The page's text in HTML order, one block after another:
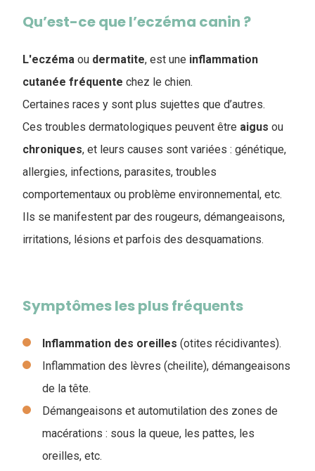
Qu’est-ce que l’eczéma canin ?
L'eczéma ou dermatite, est une inflammation
cutanée fréquente chez le chien.
Certaines races y sont plus sujettes que d’autres.
Ces troubles dermatologiques peuvent être aigus ou
chroniques, et leurs causes sont variées : génétique,
allergies, infections, parasites, troubles
comportementaux ou problème environnemental, etc.
Ils se manifestent par des rougeurs, démangeaisons,
irritations, lésions et parfois des desquamations.
Symptômes les plus fréquents
Inflammation des oreilles (otites récidivantes).
Inflammation des lèvres (cheilite), démangeaisons
de la tête.
Démangeaisons et automutilation des zones de
macérations : sous la queue, les pattes, les
oreilles, etc.